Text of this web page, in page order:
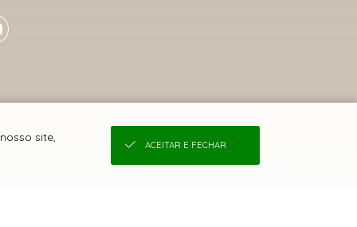
site,
ACEITAR E FECHAR